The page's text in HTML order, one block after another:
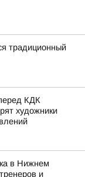
традиционный
КДК
художники
в Нижнем
и